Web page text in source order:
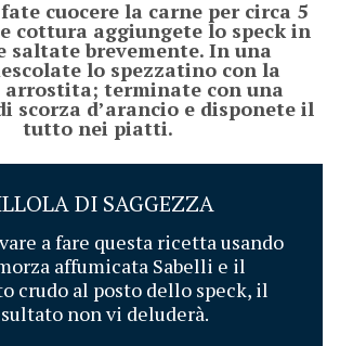
cuocere la carne per circa 5
cottura aggiungete lo speck in
saltate brevemente. In una
lo spezzatino con la
arrostita; terminate con una
scorza d’arancio e disponete il
tutto nei piatti.
DI SAGGEZZA
a fare questa ricetta usando
affumicata Sabelli e il
crudo al posto dello speck, il
non vi deluderà.